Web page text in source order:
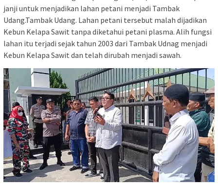
janji untuk menjadikan lahan petani menjadi Tambak
Udang.Tambak Udang. Lahan petani tersebut malah dijadikan
Kebun Kelapa Sawit tanpa diketahui petani plasma. Alih fungsi
lahan itu terjadi sejak tahun 2003 dari Tambak Udnag menjadi
Kebun Kelapa Sawit dan telah dirubah menjadi sawah.